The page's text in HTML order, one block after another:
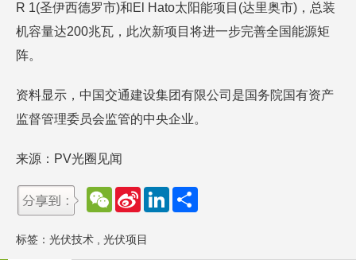
R 1(圣伊西德罗市)和El Hato太阳能项目(达里奥市)，总装
机容量达200兆瓦，此次新项目将进一步完善全国能源矩
阵。
资料显示，中国交通建设集团有限公司是国务院国有资产
监督管理委员会监管的中央企业。
来源：PV光圈见闻
W
e
a
t
S
W
e
L
d
标签： 光伏技术 光伏项目